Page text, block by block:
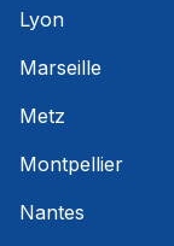
Lyon
Marseille
Metz
Montpellier
Nantes